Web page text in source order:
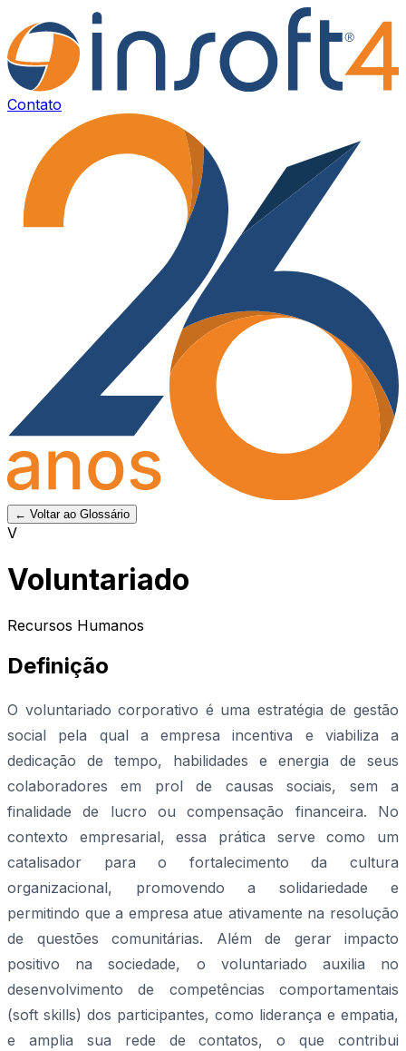
Contato
← Voltar ao Glossário
V
Voluntariado
Recursos Humanos
Definição
O voluntariado corporativo é uma estratégia de gestão
social pela qual a empresa incentiva e viabiliza a
dedicação de tempo, habilidades e energia de seus
colaboradores em prol de causas sociais, sem a
finalidade de lucro ou compensação financeira. No
contexto empresarial, essa prática serve como um
catalisador para o fortalecimento da cultura
organizacional, promovendo a solidariedade e
permitindo que a empresa atue ativamente na resolução
de questões comunitárias. Além de gerar impacto
positivo na sociedade, o voluntariado auxilia no
desenvolvimento de competências comportamentais
(soft skills) dos participantes, como liderança e empatia,
e amplia sua rede de contatos, o que contribui